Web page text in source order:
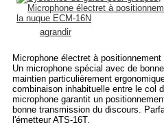
agrandir
Microphone électret à positionnement
Un microphone spécial avec de
maintien particulièrement
combinaison inhabituelle entre le col
microphone garantit un
bonne transmission du discours.
l'émetteur ATS-16T.